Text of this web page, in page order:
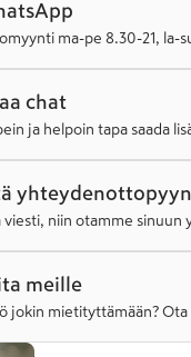
ma-pe 8.30-21, la-
chat
ja helpoin tapa saada
viesti, niin otamme
meille
jokin mietityttämään?